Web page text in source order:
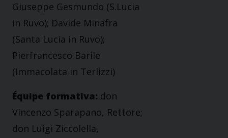
Giuseppe Gesmundo (S.Lucia
in Ruvo); Davide Minafra
(Santa Lucia in Ruvo);
Pierfrancesco Barile
(Immacolata in Terlizzi)
Équipe formativa: don
Vincenzo Sparapano, Rettore;
don Luigi Ziccolella,